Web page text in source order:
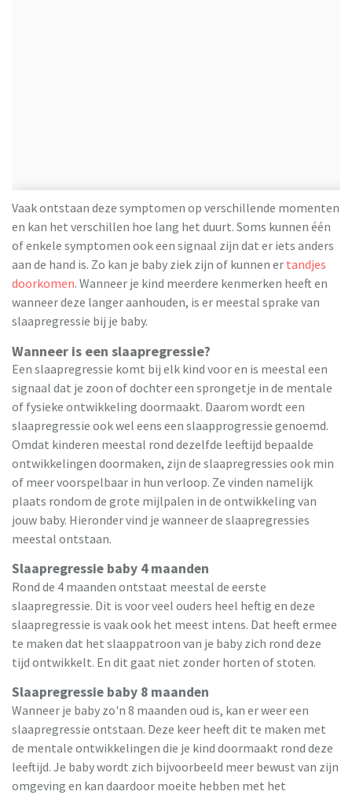
Vaak ontstaan deze symptomen op verschillende momenten
en kan het verschillen hoe lang het duurt. Soms kunnen één
of enkele symptomen ook een signaal zijn dat er iets anders
aan de hand is. Zo kan je baby ziek zijn of kunnen er tandjes
doorkomen. Wanneer je kind meerdere kenmerken heeft en
wanneer deze langer aanhouden, is er meestal sprake van
slaapregressie bij je baby.
Wanneer is een slaapregressie?
Een slaapregressie komt bij elk kind voor en is meestal een
signaal dat je zoon of dochter een sprongetje in de mentale
of fysieke ontwikkeling doormaakt. Daarom wordt een
slaapregressie ook wel eens een slaapprogressie genoemd.
Omdat kinderen meestal rond dezelfde leeftijd bepaalde
ontwikkelingen doormaken, zijn de slaapregressies ook min
of meer voorspelbaar in hun verloop. Ze vinden namelijk
plaats rondom de grote mijlpalen in de ontwikkeling van
jouw baby. Hieronder vind je wanneer de slaapregressies
meestal ontstaan.
Slaapregressie baby 4 maanden
Rond de 4 maanden ontstaat meestal de eerste
slaapregressie. Dit is voor veel ouders heel heftig en deze
slaapregressie is vaak ook het meest intens. Dat heeft ermee
te maken dat het slaappatroon van je baby zich rond deze
tijd ontwikkelt. En dit gaat niet zonder horten of stoten.
Slaapregressie baby 8 maanden
Wanneer je baby zo'n 8 maanden oud is, kan er weer een
slaapregressie ontstaan. Deze keer heeft dit te maken met
de mentale ontwikkelingen die je kind doormaakt rond deze
leeftijd. Je baby wordt zich bijvoorbeeld meer bewust van zijn
omgeving en kan daardoor moeite hebben met het